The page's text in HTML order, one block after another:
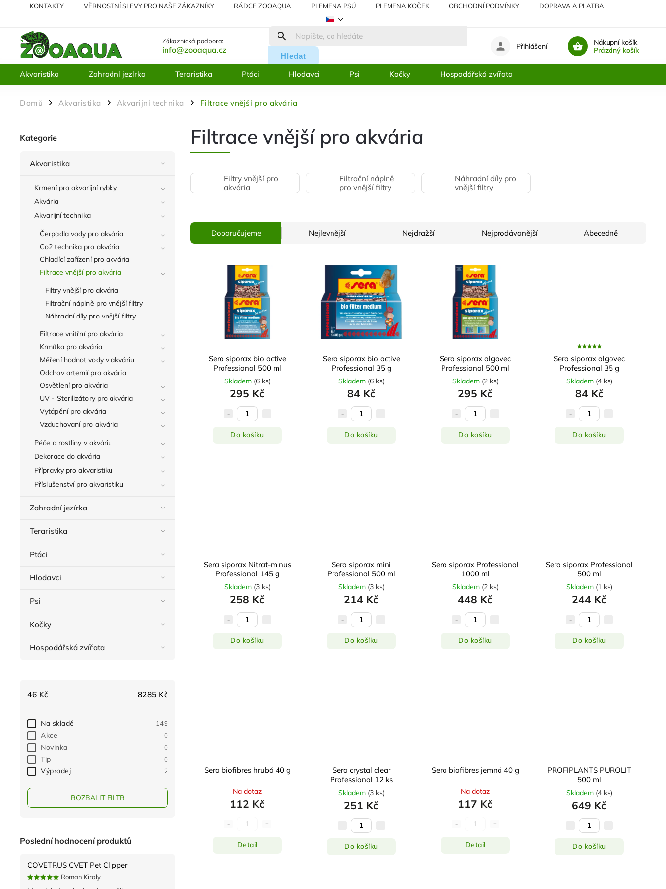
KONTAKTY VĚRNOSTNÍ SLEVY PRO NAŠE ZÁKAZNÍKY RÁDCE ZOOAQUA PLEMENA PSŮ PLEMENA KOČEK OBCHODNÍ PODMÍNKY
DOPRAVA A PLATBA
Zákaznická podpora:
info@zooaqua.cz
Hledat
Nákupní košík
Prázdný košík
Přihlášení
Akvaristika Zahradní jezírka Teraristika Ptáci Hlodavci Psi Kočky Hospodářská zvířata
Domů / Akvaristika / Akvarijní technika / Filtrace vnější pro akvária
Kategorie
Akvaristika
Krmení pro akvarijní rybky
Akvária
Akvarijní technika
Čerpadla vody pro akvária
Co2 technika pro akvária
Chladící zařízení pro akvária
Filtrace vnější pro akvária
Filtry vnější pro akvária
Filtrační náplně pro vnější filtry
Náhradní díly pro vnější filtry
Filtrace vnitřní pro akvária
Krmítka pro akvária
Měření hodnot vody v akváriu
Odchov artemií pro akvária
Osvětlení pro akvária
UV - Sterilizátory pro akvária
Vytápění pro akvária
Vzduchovaní pro akvária
Péče o rostliny v akváriu
Dekorace do akvária
Přípravky pro akvaristiku
Příslušenství pro akvaristiku
Zahradní jezírka
Teraristika
Ptáci
Hlodavci
Psi
Kočky
Hospodářská zvířata
46 Kč 8285 Kč
Na skladě 149
Akce 0
Novinka 0
Tip 0
Výprodej 2
ROZBALIT FILTR
Poslední hodnocení produktů
COVETRUS CVET Pet Clipper
Roman Kiraly
Filtrace vnější pro akvária
Filtry vnější pro
akvária
Filtrační náplně
pro vnější filtry
Náhradní díly pro
vnější filtry
Doporučujeme Nejlevnější Nejdražší Nejprodávanější Abecedně
Sera siporax bio active
Professional 500 ml
Skladem (6 ks)
295 Kč
Do košíku
Sera siporax bio active
Professional 35 g
Skladem (6 ks)
84 Kč
Do košíku
Sera siporax algovec
Professional 500 ml
Skladem (2 ks)
295 Kč
Do košíku
Sera siporax algovec
Professional 35 g
Skladem (4 ks)
84 Kč
Do košíku
Sera siporax Nitrat-minus
Professional 145 g
Skladem (3 ks)
258 Kč
Do košíku
Sera siporax mini
Professional 500 ml
Skladem (3 ks)
214 Kč
Do košíku
Sera siporax Professional
1000 ml
Skladem (2 ks)
448 Kč
Do košíku
Sera siporax Professional
500 ml
Skladem (1 ks)
244 Kč
Do košíku
Sera biofibres hrubá 40 g
Na dotaz
112 Kč
Detail
Sera crystal clear
Professional 12 ks
Skladem (3 ks)
251 Kč
Do košíku
Sera biofibres jemná 40 g
Na dotaz
117 Kč
Detail
PROFIPLANTS PUROLIT
500 ml
Skladem (4 ks)
649 Kč
Do košíku